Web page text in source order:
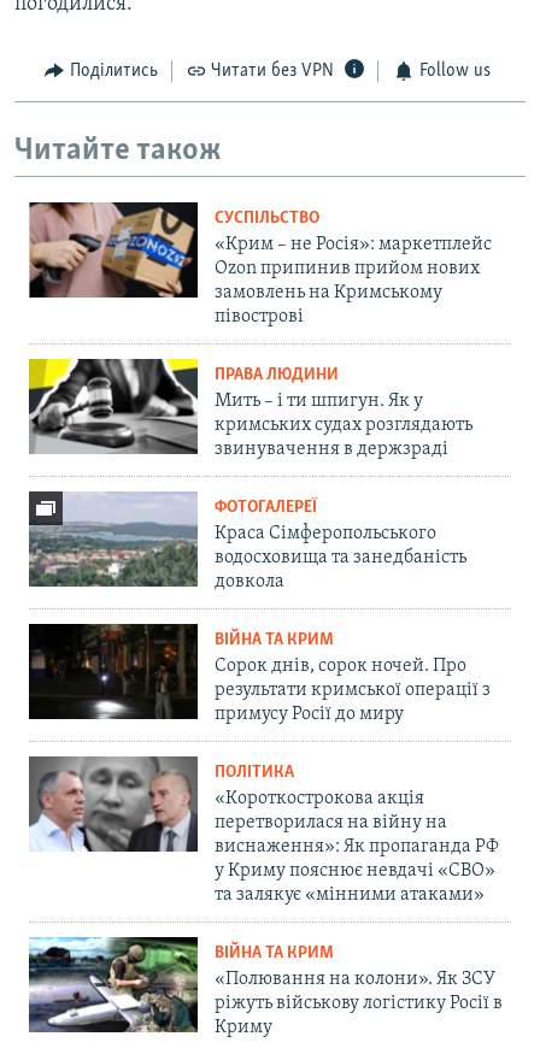
погодилися.
Поділитись Читати без VPN Follow us
Читайте також
СУСПІЛЬСТВО
«Крим – не Росія»: маркетплейс
Ozon припинив прийом нових
замовлень на Кримському
півострові
ПРАВА ЛЮДИНИ
Мить – і ти шпигун. Як у
кримських судах розглядають
звинувачення в держзраді
ФОТОГАЛЕРЕЇ
Краса Сімферопольського
водосховища та занедбаність
довкола
ВІЙНА ТА КРИМ
Сорок днів, сорок ночей. Про
результати кримської операції з
примусу Росії до миру
ПОЛІТИКА
«Короткострокова акція
перетворилася на війну на
виснаження»: Як пропаганда РФ
у Криму пояснює невдачі «СВО»
та залякує «мінними атаками»
ВІЙНА ТА КРИМ
«Полювання на колони». Як ЗСУ
ріжуть військову логістику Росії в
Криму